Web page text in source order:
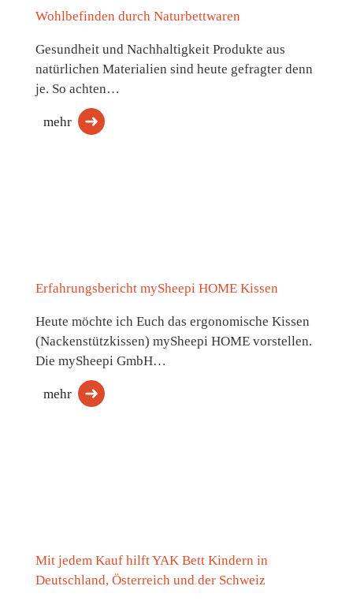
Wohlbefinden durch Naturbettwaren
Gesundheit und Nachhaltigkeit Produkte aus
natürlichen Materialien sind heute gefragter denn
je. So achten…
mehr
Erfahrungsbericht mySheepi HOME Kissen
Heute möchte ich Euch das ergonomische Kissen
(Nackenstützkissen) mySheepi HOME vorstellen.
Die mySheepi GmbH…
mehr
Mit jedem Kauf hilft YAK Bett Kindern in
Deutschland, Österreich und der Schweiz